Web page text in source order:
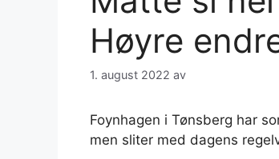
Høyre
1. august 2022 av
Foynhagen i Tønsberg har
men sliter med dagens